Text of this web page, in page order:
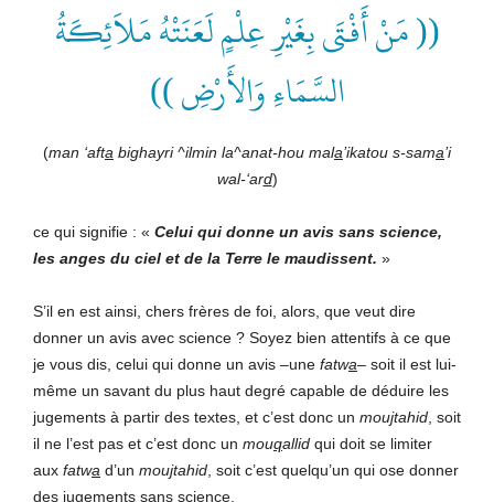
(( مَنْ أَفْتَى بِغَيْرِ عِلْمٍ لَعَنَتْهُ مَلاَئِكَةُ
السَّمَاءِ وَالأَرْضِ ))
(man ‘afta bighayri ^ilmin la^anat-hou mala’ikatou s-sama’i
wal-‘ard)
ce qui signifie : « Celui qui donne un avis sans science,
les anges du ciel et de la Terre le maudissent. »
S’il en est ainsi, chers frères de foi, alors, que veut dire
donner un avis avec science ? Soyez bien attentifs à ce que
je vous dis, celui qui donne un avis –une fatwa– soit il est lui-
même un savant du plus haut degré capable de déduire les
jugements à partir des textes, et c’est donc un moujtahid , soit
il ne l’est pas et c’est donc un mouqallid qui doit se limiter
aux fatwa d’un moujtahid , soit c’est quelqu’un qui ose donner
des jugements sans science.